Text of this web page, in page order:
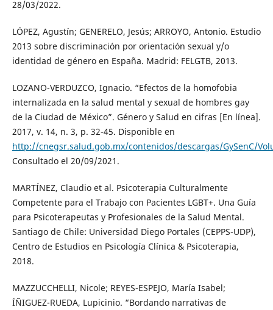
28/03/2022.
LÓPEZ, Agustín; GENERELO, Jesús; ARROYO, Antonio. Estudio
2013 sobre discriminación por orientación sexual y/o
identidad de género en España. Madrid: FELGTB, 2013.
LOZANO-VERDUZCO, Ignacio. “Efectos de la homofobia
internalizada en la salud mental y sexual de hombres gay
de la Ciudad de México”. Género y Salud en cifras [En línea].
2017, v. 14, n. 3, p. 32-45. Disponible en
http://cnegsr.salud.gob.mx/contenidos/descargas/GySenC/
Consultado el 20/09/2021.
MARTÍNEZ, Claudio et al. Psicoterapia Culturalmente
Competente para el Trabajo con Pacientes LGBT+. Una Guía
para Psicoterapeutas y Profesionales de la Salud Mental.
Santiago de Chile: Universidad Diego Portales (CEPPS-UDP),
Centro de Estudios en Psicología Clínica & Psicoterapia,
2018.
MAZZUCCHELLI, Nicole; REYES-ESPEJO, María Isabel;
ÍÑIGUEZ-RUEDA, Lupicinio. “Bordando narrativas de